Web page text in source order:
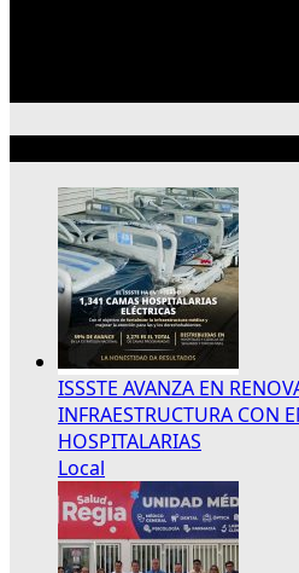
ISSSTE AVANZA EN
INFRAESTRUCTURA CON
HOSPITALARIAS
Local